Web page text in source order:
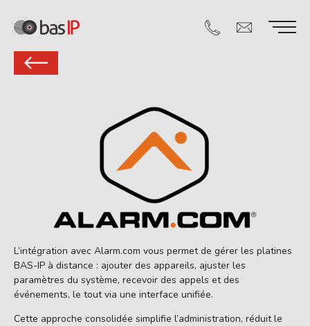
L’intégration avec Alarm.com vous permet de gérer les platines
BAS-IP à distance : ajouter des appareils, ajuster les
paramètres du système, recevoir des appels et des
événements, le tout via une interface unifiée.
Cette approche consolidée simplifie l’administration, réduit le